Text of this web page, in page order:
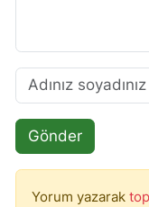
Gönder
Yorum yazarak